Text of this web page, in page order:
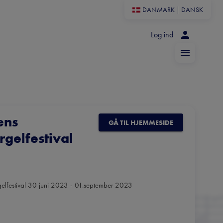
DANMARK DANSK
Log ind
GÅ TIL HJEMMESIDE
30 juni 2023 - 01.september 2023